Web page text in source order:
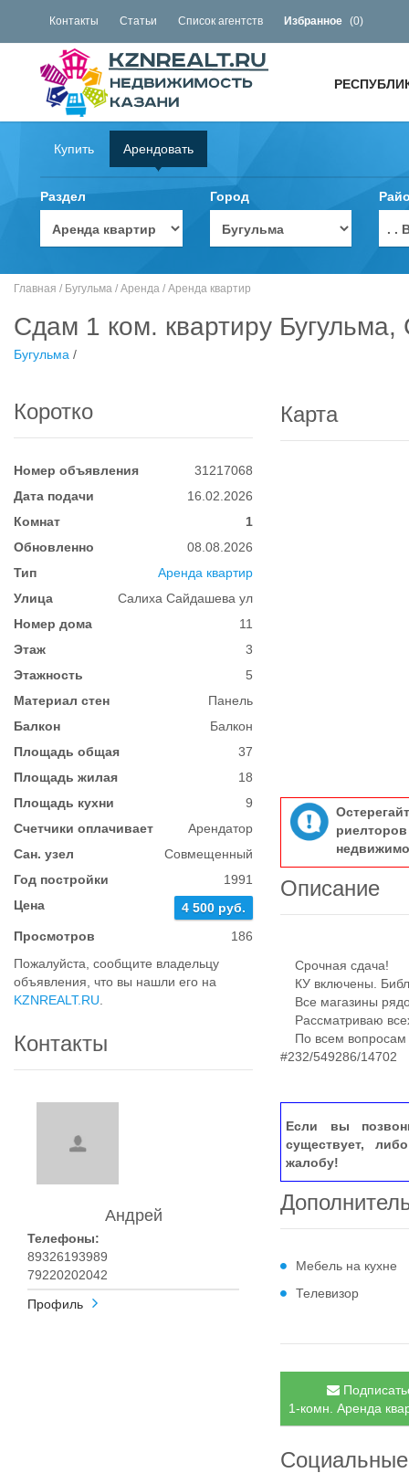
Контакты Статьи Список агентств Избранное (0)
Купить Арендовать
Раздел Город
. .
Главная / Бугульма / Аренда / Аренда квартир
Сдам 1 ком. квартиру
Бугульма /
Коротко
Номер объявления
31217068
Дата подачи
16.02.2026
Комнат
1
Обновленно
08.08.2026
Тип
Аренда квартир
Улица
Салиха Сайдашева ул
Номер дома
11
Этаж
3
Этажность
5
Материал стен
Панель
Балкон
Балкон
Площадь общая
37
Площадь жилая
18
Площадь кухни
9
Счетчики оплачивает
Арендатор
Сан. узел
Совмещенный
Год постройки
1991
Цена
4 500 руб.
Просмотров
186
Пожалуйста, сообщите владельцу
объявления, что вы нашли его на
KZNREALT.RU
Контакты
Андрей
Телефоны:
89326193989
79220202042
Профиль
Карта
Описание
Срочная сдача!
КУ включены.
Все магазины
Рассматриваю
По всем вопросам
#232/549286/14702
Если вы
существует,
жалобу!
Мебель на кухне
Телевизор
1-комн. Аренда